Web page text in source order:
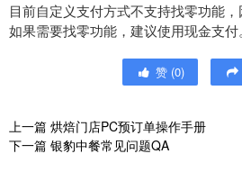
目前自定义支付方式不支持找零功能，
如果需要找零功能，建议使用现金支付。
赞 (0)
上一篇 烘焙门店PC预订单操作手册
下一篇 银豹中餐常见问题QA